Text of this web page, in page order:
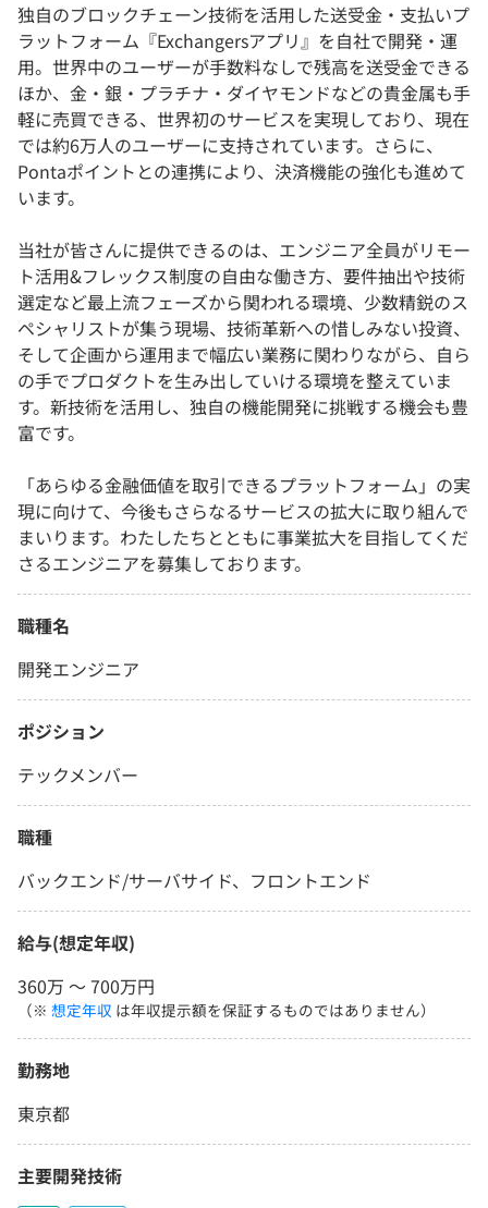
独自のブロックチェーン技術を活用した送受金・支払いプ
ラットフォーム『Exchangersアプリ』を自社で開発・運
用。世界中のユーザーが手数料なしで残高を送受金できる
ほか、金・銀・プラチナ・ダイヤモンドなどの貴金属も手
軽に売買できる、世界初のサービスを実現しており、現在
では約6万人のユーザーに支持されています。さらに、
Pontaポイントとの連携により、決済機能の強化も進めて
います。
当社が皆さんに提供できるのは、エンジニア全員がリモー
ト活用&フレックス制度の自由な働き方、要件抽出や技術
選定など最上流フェーズから関われる環境、少数精鋭のス
ペシャリストが集う現場、技術革新への惜しみない投資、
そして企画から運用まで幅広い業務に関わりながら、自ら
の手でプロダクトを生み出していける環境を整えていま
す。新技術を活用し、独自の機能開発に挑戦する機会も豊
富です。
「あらゆる金融価値を取引できるプラットフォーム」の実
現に向けて、今後もさらなるサービスの拡大に取り組んで
まいります。わたしたちとともに事業拡大を目指してくだ
さるエンジニアを募集しております。
職種名
開発エンジニア
ポジション
テックメンバー
職種
バックエンド/サーバサイド、フロントエンド
給与(想定年収)
360万 〜 700万円
（※ 想定年収 は年収提示額を保証するものではありません）
勤務地
東京都
主要開発技術